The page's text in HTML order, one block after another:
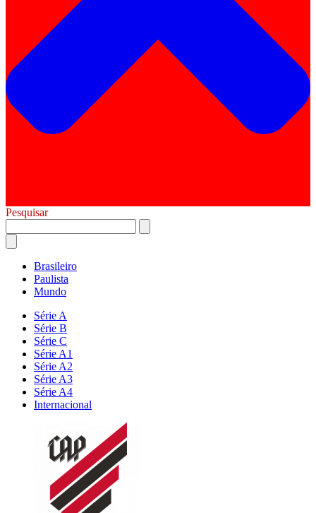
Pesquisar
Brasileiro
Paulista
Mundo
Série A
Série B
Série C
Série A1
Série A2
Série A3
Série A4
Internacional